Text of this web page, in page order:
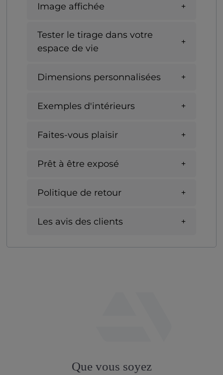
Image affichée
Tester le tirage dans votre
espace de vie
Dimensions personnalisées
Exemples d'intérieurs
Faites-vous plaisir
Prêt à être exposé
Politique de retour
Les avis des clients
Que vous soyez